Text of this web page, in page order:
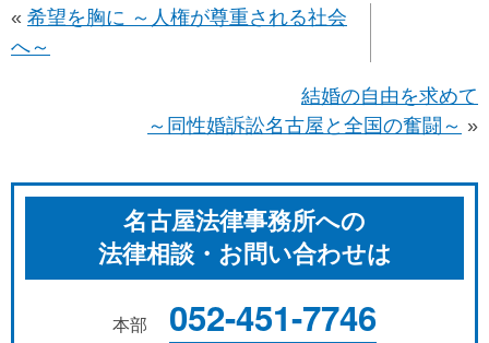
« 希望を胸に ～人権が尊重される社会
へ～
結婚の自由を求めて
～同性婚訴訟名古屋と全国の奮闘～ »
名古屋法律事務所への
法律相談・お問い合わせは
本部 052-451-7746